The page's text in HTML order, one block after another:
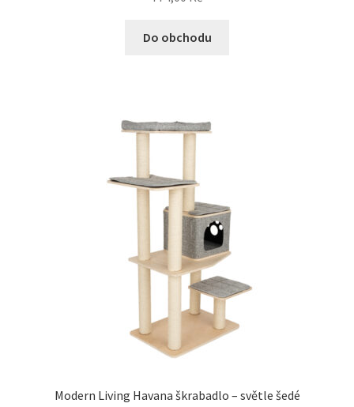
Do obchodu
Modern Living Havana škrabadlo – světle šedé